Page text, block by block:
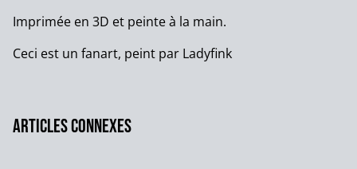
Imprimée en 3D et peinte à la main.
Ceci est un fanart, peint par Ladyfink
Articles connexes